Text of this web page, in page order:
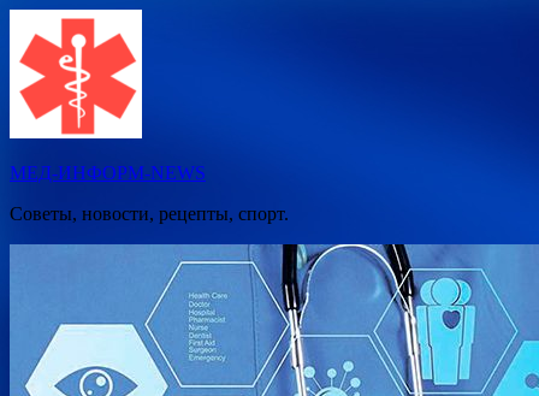
Перейти
содержимому
МЕД-ИНФОРМ-NEWS
Советы, новости, рецепты, спорт.